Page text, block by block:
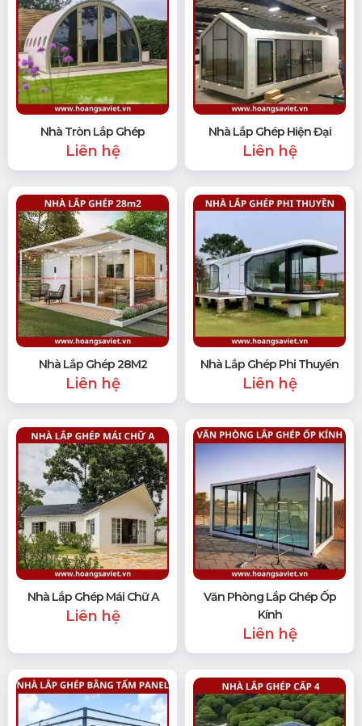
Nhà Tròn Lắp Ghép
Liên hệ
Nhà Lắp Ghép Hiện Đại
Liên hệ
Nhà Lắp Ghép 28M2
Liên hệ
Nhà Lắp Ghép Phi Thuyền
Liên hệ
Nhà Lắp Ghép Mái Chữ A
Liên hệ
Văn Phòng Lắp Ghép Ốp
Kính
Liên hệ